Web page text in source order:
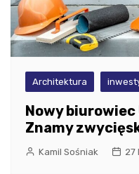
Architektura
Nowy biurowiec
Znamy
Kamil Sośniak 27